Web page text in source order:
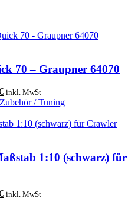
70 – Graupner 64070
Aktueller
Preis
49,90 €.
inkl. MwSt
Zubehör / Tuning
1:10 (schwarz) für
Aktueller
inkl. MwSt